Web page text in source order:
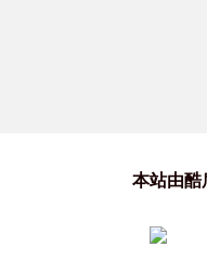
本站由酷